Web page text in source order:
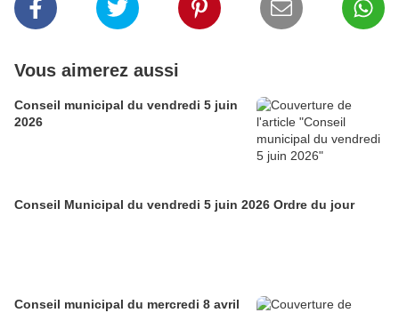
Vous aimerez aussi
Conseil municipal du vendredi 5 juin
2026
Conseil Municipal du vendredi 5 juin 2026 Ordre du jour
Conseil municipal du mercredi 8 avril